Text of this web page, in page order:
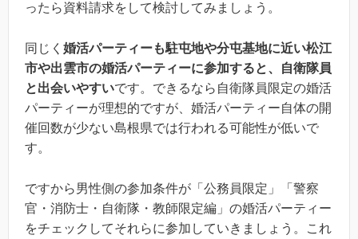
ったら資料請求をして検討してみましょう。
同じく 婚活パーティーも駐屯地や分屯基地に近い松江
市や出雲市の婚活パーティーに参加すると、自衛隊員
と出会いやすいです。できるなら自衛隊員限定の婚活
パーティーが理想的ですが、婚活パーティー自体の開
催回数が少ない島根県では行われる可能性が低いで
す。
ですから男性側の参加条件が「公務員限定」「警察
官・消防士・自衛隊・教師限定編」の婚活パーティー
をチェックしてそれらに参加していきましょう。これ